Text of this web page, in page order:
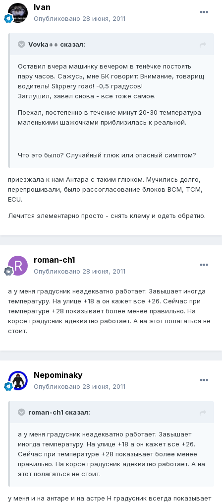
Ivan
Опубликовано 28 июня, 2011
Vovka++ сказал:
Оставил вчера машинку вечером в тенёчке постоять
пару часов. Сажусь, мне БК говорит: Внимание, товарищ
водитель! Slippery road! -0,5 градусов!
Заглушил, завел снова - все тоже самое.
Поехал, постепенно в течение минут 20-30 температура
маленькими шажочками приблизилась к реальной.
Что это было? Случайный глюк или опасный симптом?
приезжала к нам Антара с таким глюком. Мучились долго,
перепрошивали, было рассогласование блоков BCM, TCM,
ECU.
Лечится элементарно просто - снять клему и одеть обратно.
roman-ch1
Опубликовано 28 июня, 2011
а у меня градусник неадекватно работает. Завышает иногда
температуру. На улице +18 а он кажет все +26. Сейчас при
температуре +28 показывает более менее правильно. На
корсе градусник адекватно работает. А на этот полагаться не
стоит.
Nepominaky
Опубликовано 28 июня, 2011
roman-ch1 сказал:
а у меня градусник неадекватно работает. Завышает
иногда температуру. На улице +18 а он кажет все +26.
Сейчас при температуре +28 показывает более менее
правильно. На корсе градусник адекватно работает. А на
этот полагаться не стоит.
у меня и на антаре и на астре Н градусник всегда показывает